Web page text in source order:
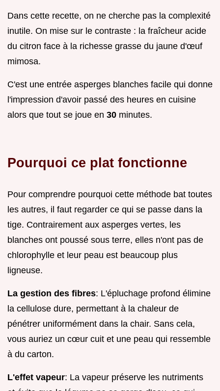
Dans cette recette, on ne cherche pas la complexité
inutile. On mise sur le contraste : la fraîcheur acide
du citron face à la richesse grasse du jaune d'œuf
mimosa.
C'est une entrée asperges blanches facile qui donne
l'impression d'avoir passé des heures en cuisine
alors que tout se joue en 30 minutes.
Pourquoi ce plat fonctionne
Pour comprendre pourquoi cette méthode bat toutes
les autres, il faut regarder ce qui se passe dans la
tige. Contrairement aux asperges vertes, les
blanches ont poussé sous terre, elles n'ont pas de
chlorophylle et leur peau est beaucoup plus
ligneuse.
La gestion des fibres: L'épluchage profond élimine
la cellulose dure, permettant à la chaleur de
pénétrer uniformément dans la chair. Sans cela,
vous auriez un cœur cuit et une peau qui ressemble
à du carton.
L'effet vapeur: La vapeur préserve les nutriments